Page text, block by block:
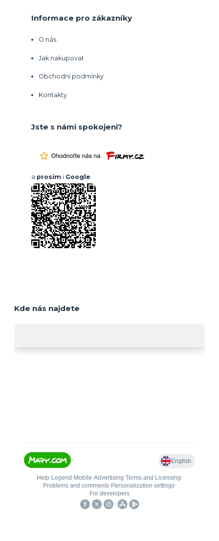
Informace pro zákazníky
O nás
Jak nakupovat
Obchodní podmínky
Kontakty
Jste s námi spokojeni?
a prosím i Google
Kde nás najdete